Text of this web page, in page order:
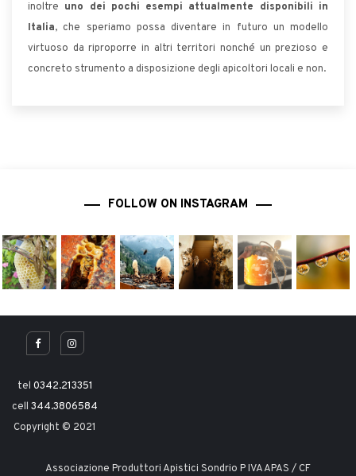
inoltre uno dei pochi esempi attualmente disponibili in
Italia, che speriamo possa diventare in futuro un modello
virtuoso da riproporre in altri territori nonché un prezioso e
concreto strumento a disposizione degli apicoltori locali e non.
FOLLOW ON INSTAGRAM
tel 0342.213351
cell 344.3806584
Copyright © 2021
Associazione Produttori Apistici Sondrio P IVA APAS / CF